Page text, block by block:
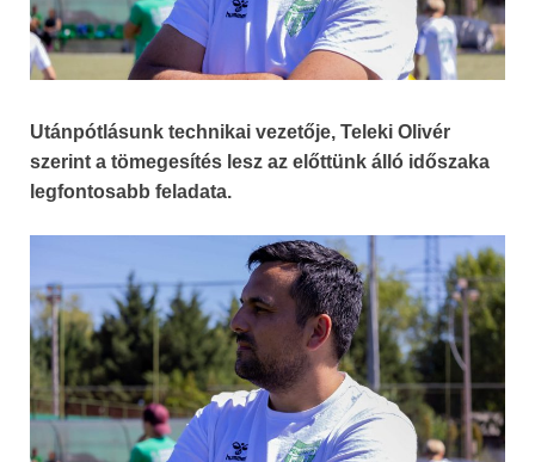
Utánpótlásunk technikai vezetője, Teleki Olivér
szerint a tömegesítés lesz az előttünk álló időszaka
legfontosabb feladata.